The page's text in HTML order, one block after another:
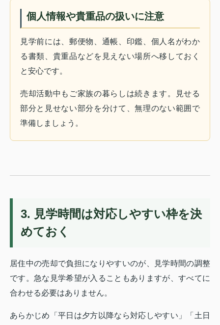
個人情報や貴重品の扱いに注意
見学前には、郵便物、通帳、印鑑、個人名がわか
る書類、貴重品などを見えない場所へ移しておく
と安心です。
売却活動中もご家族の暮らしは続きます。見せる
部分と見せない部分を分けて、無理のない範囲で
準備しましょう。
3. 見学時間は対応しやすい枠を決
めておく
居住中の売却で負担になりやすいのが、見学時間の調整
です。急な見学希望が入ることもありますが、すべてに
合わせる必要はありません。
あらかじめ「平日は夕方以降なら対応しやすい」「土日